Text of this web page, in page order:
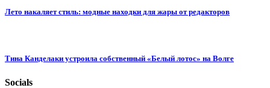
Лето накаляет стиль: модные находки для жары от редакторов
Тина Канделаки устроила собственный «Белый лотос» на Волге
Socials